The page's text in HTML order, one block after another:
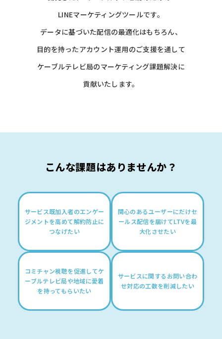
LINEマーケティングツールです。
データに基づいた配信の最適化はもちろん、
目的を持ったアカウント運用のご支援を通して
ケーブルテレビ局のマーケティング課題解決に
貢献いたします。
こんな課題はありませんか？
サービス既加入者のエンゲー
ジメントを高めて解約防止に
つなげたい
関心のあるユーザーにだけセ
ールス配信を届けてLTVを最
大化させたい
コミチャン視聴を促進してケ
ーブルテレビ局や地域に愛着
を持ってもらいたい
サービスに関するお問い合わ
せ対応の工数を削減したい